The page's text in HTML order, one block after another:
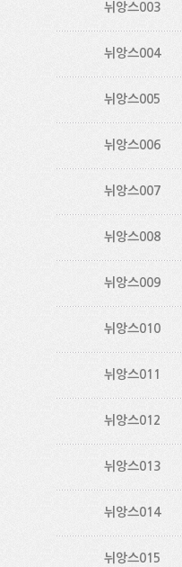
뉘앙스003
뉘앙스004
뉘앙스005
뉘앙스006
뉘앙스007
뉘앙스008
뉘앙스009
뉘앙스010
뉘앙스011
뉘앙스012
뉘앙스013
뉘앙스014
뉘앙스015